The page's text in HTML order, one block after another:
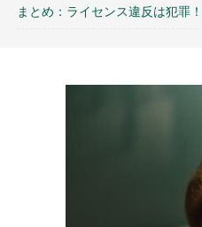
まとめ：ライセンス違反は犯罪